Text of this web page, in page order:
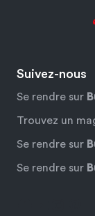
Suivez-nous
Se rendre sur
Trouvez un
Se rendre sur
Se rendre sur